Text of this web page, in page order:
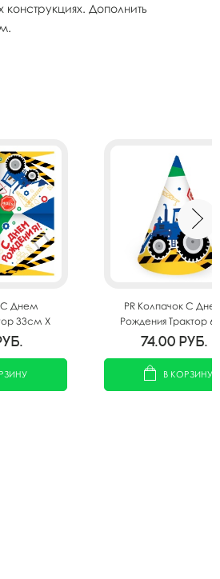
Дополнить
С Днем
33см X
PR Колпачок С
Рождения Трактор
74.00 руб.
В КОРЗИНУ